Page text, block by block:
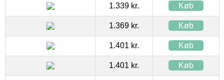
1.339 kr. Køb
1.369 kr. Køb
1.401 kr. Køb
1.401 kr. Køb